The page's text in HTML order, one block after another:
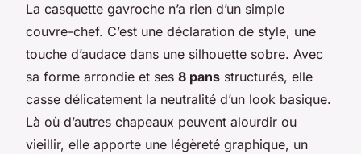
La casquette gavroche n’a rien d’un simple
couvre-chef. C’est une déclaration de style, une
touche d’audace dans une silhouette sobre. Avec
sa forme arrondie et ses 8 pans structurés, elle
casse délicatement la neutralité d’un look basique.
Là où d’autres chapeaux peuvent alourdir ou
vieillir, elle apporte une légèreté graphique, un